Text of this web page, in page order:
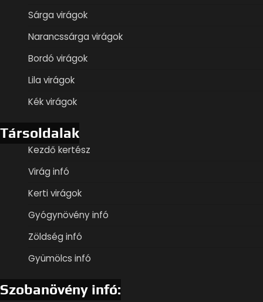
Sárga virágok
Narancssárga virágok
Bordó virágok
Lila virágok
Kék virágok
Társoldalak
Kezdő kertész
Virág infó
Kerti virágok
Gyógynövény infó
Zöldség infó
Gyümölcs infó
Szobanövény infó: